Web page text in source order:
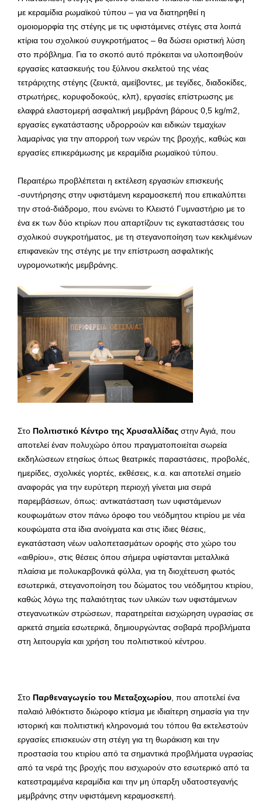
με κεραμίδια ρωμαϊκού τύπου – για να διατηρηθεί η
ομοιομορφία της στέγης με τις υφιστάμενες στέγες στα λοιπά
κτίρια του σχολικού συγκροτήματος – θα δώσει οριστική λύση
στο πρόβλημα. Για το σκοπό αυτό πρόκειται να υλοποιηθούν
εργασίες κατασκευής του ξύλινου σκελετού της νέας
τετράριχτης στέγης (ζευκτά, αμείβοντες, με τεγίδες, διαδοκίδες,
στρωτήρες, κορυφοδοκούς, κλπ), εργασίες επίστρωσης με
ελαφρά ελαστομερή ασφαλτική μεμβράνη βάρους 0,5 kg/m2,
εργασίες εγκατάστασης υδρορροών και ειδικών τεμαχίων
λαμαρίνας για την απορροή των νερών της βροχής, καθώς και
εργασίες επικεράμωσης με κεραμίδια ρωμαϊκού τύπου.
Περαιτέρω προβλέπεται η εκτέλεση εργασιών επισκευής
-συντήρησης στην υφιστάμενη κεραμοσκεπή που επικαλύπτει
την στοά-διάδρομο, που ενώνει το Κλειστό Γυμναστήριο με το
ένα εκ των δύο κτιρίων που απαρτίζουν τις εγκαταστάσεις του
σχολικού συγκροτήματος, με τη στεγανοποίηση των κεκλιμένων
επιφανειών της στέγης με την επίστρωση ασφαλτικής
υγρομονωτικής μεμβράνης.
Στο Πολιτιστικό Κέντρο της Χρυσαλλίδας στην Αγιά, που
αποτελεί έναν πολυχώρο όπου πραγματοποιείται σωρεία
εκδηλώσεων ετησίως όπως θεατρικές παραστάσεις, προβολές,
ημερίδες, σχολικές γιορτές, εκθέσεις, κ.α. και αποτελεί σημείο
αναφοράς για την ευρύτερη περιοχή γίνεται μια σειρά
παρεμβάσεων, όπως: αντικατάσταση των υφιστάμενων
κουφωμάτων στον πάνω όροφο του νεόδμητου κτιρίου με νέα
κουφώματα στα ίδια ανοίγματα και στις ίδιες θέσεις,
εγκατάσταση νέων υαλοπετασμάτων οροφής στο χώρο του
«αιθρίου», στις θέσεις όπου σήμερα υφίστανται μεταλλικά
πλαίσια με πολυκαρβονικά φύλλα, για τη διοχέτευση φωτός
εσωτερικά, στεγανοποίηση του δώματος του νεόδμητου κτιρίου,
καθώς λόγω της παλαιότητας των υλικών των υφιστάμενων
στεγανωτικών στρώσεων, παρατηρείται εισχώρηση υγρασίας σε
αρκετά σημεία εσωτερικά, δημιουργώντας σοβαρά προβλήματα
στη λειτουργία και χρήση του πολιτιστικού κέντρου.
Στο Παρθεναγωγείο του Μεταξοχωρίου , που αποτελεί ένα
παλαιό λιθόκτιστο διώροφο κτίσμα με ιδιαίτερη σημασία για την
ιστορική και πολιτιστική κληρονομιά του τόπου θα εκτελεστούν
εργασίες επισκευών στη στέγη για τη θωράκιση και την
προστασία του κτιρίου από τα σημαντικά προβλήματα υγρασίας
από τα νερά της βροχής που εισχωρούν στο εσωτερικό από τα
κατεστραμμένα κεραμίδια και την μη ύπαρξη υδατοστεγανής
μεμβράνης στην υφιστάμενη κεραμοσκεπή.